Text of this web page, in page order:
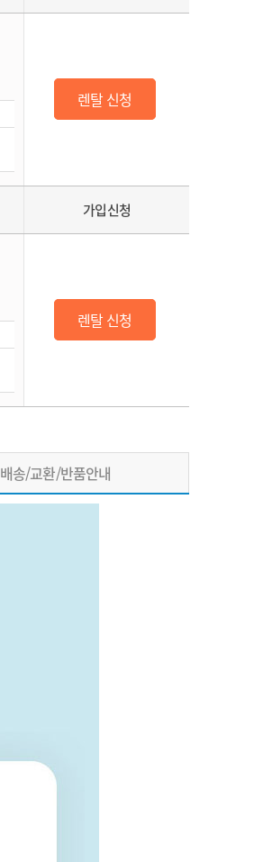
렌탈 신청
가입신청
렌탈 신청
배송/교환/반품안내